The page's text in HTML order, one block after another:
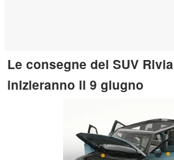
Le consegne del SUV
inizieranno il 9 giugno